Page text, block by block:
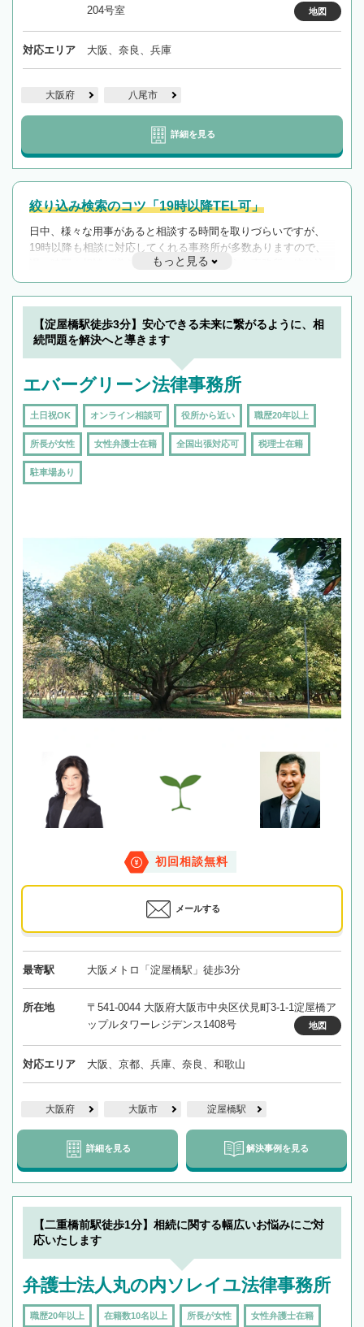
204号室 地図
対応エリア 大阪、奈良、兵庫
大阪府 八尾市
詳細を見る
絞り込み検索のコツ「19時以降TEL可」
日中、様々な用事があると相談する時間を取りづらいですが、
19時以降も相談に対応してくれる事務所が多数ありますので、
遅い時間の相談が増えそうな場合はそのような事務所に絞り込
んで検索してみましょう。
19時以降TEL可の条件
を加えて再検索
もっと見る
【淀屋橋駅徒歩3分】安心できる未来に繋がるように、相
続問題を解決へと導きます
エバーグリーン法律事務所
土日祝OK オンライン相談可 役所から近い 職歴20年以上
所長が女性 女性弁護士在籍 全国出張対応可 税理士在籍
駐車場あり
初回相談無料
メールする
最寄駅 大阪メトロ「淀屋橋駅」徒歩3分
所在地
〒541-0044 大阪府大阪市中央区伏見町3-1-1淀屋橋ア
ップルタワーレジデンス1408号
地図
対応エリア 大阪、京都、兵庫、奈良、和歌山
大阪府 大阪市 淀屋橋駅
詳細を見る 解決事例を見る
【二重橋前駅徒歩1分】相続に関する幅広いお悩みにご対
応いたします
弁護士法人丸の内ソレイユ法律事務所
職歴20年以上 在籍数10名以上 所長が女性 女性弁護士在籍